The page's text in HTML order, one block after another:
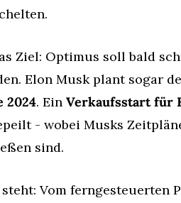
Ziel: Optimus soll bald
Elon Musk plant sogar
2024. Ein Verkaufsstart für
- wobei Musks
sind.
steht: Vom ferngesteuerten